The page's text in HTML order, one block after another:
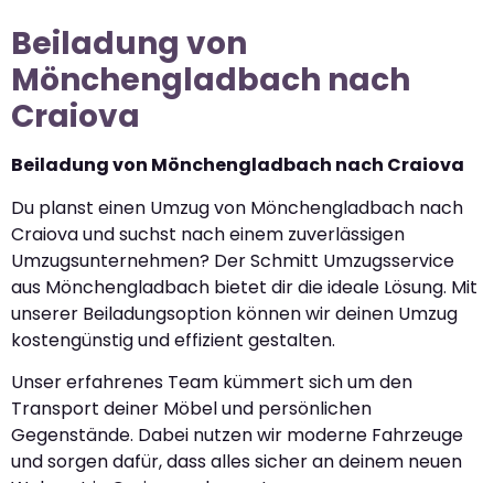
Beiladung von
Mönchengladbach nach
Craiova
Beiladung von Mönchengladbach nach Craiova
Du planst einen Umzug von Mönchengladbach nach
Craiova und suchst nach einem zuverlässigen
Umzugsunternehmen? Der Schmitt Umzugsservice
aus Mönchengladbach bietet dir die ideale Lösung. Mit
unserer Beiladungsoption können wir deinen Umzug
kostengünstig und effizient gestalten.
Unser erfahrenes Team kümmert sich um den
Transport deiner Möbel und persönlichen
Gegenstände. Dabei nutzen wir moderne Fahrzeuge
und sorgen dafür, dass alles sicher an deinem neuen